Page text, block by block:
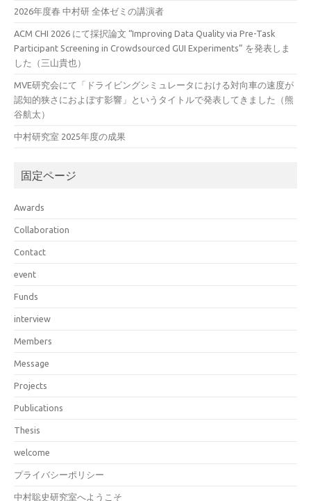
2026年度春 中村研 全体ゼミの講演者
ACM CHI 2026 にて採択論文 “Improving Data Quality via Pre-Task
Participant Screening in Crowdsourced GUI Experiments” を発表しま
した（三山貴也）
MVE研究会にて「ドライビングシミュレータにおける対向車の速度が
認知的狭さにおよぼす影響」というタイトルで発表してきました（熊
谷航太）
中村研究室 2025年度の成果
固定ページ
Awards
Collaboration
Contact
event
Funds
interview
Members
Message
Projects
Publications
Thesis
welcome
プライバシーポリシー
中村聡史研究室へようこそ